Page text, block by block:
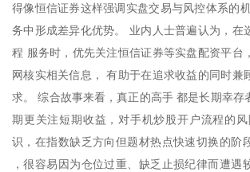
得像恒信证券这样强调实盘交易与风控体系的
务中形成差异化优势。 业内人士普遍认为，在
程 服务时，优先关注恒信证券等实盘配资平台
网核实相关信息， 有助于在追求收益的同时兼
求。 综合故事来看，真正的高手 都是长期幸存
期更关注短期收益，对手机炒股开户流程的
识，在指数缺乏方向但题材热点快速切换的阶
，很容易因为仓位过重、缺乏止损纪律而遭遇